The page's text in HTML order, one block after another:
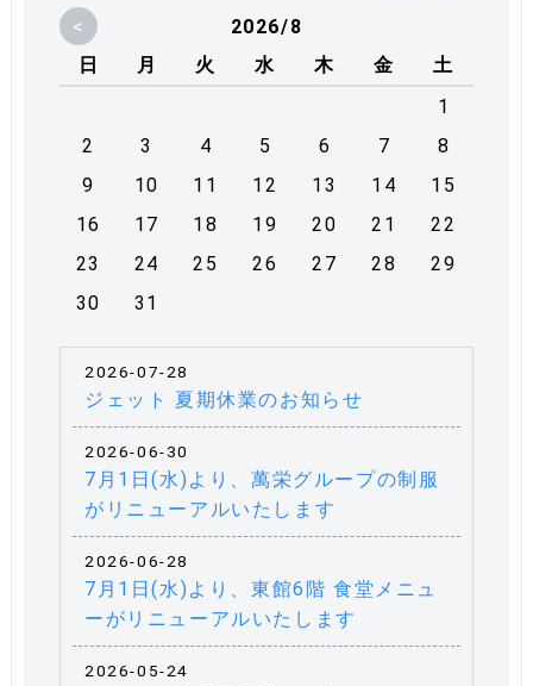
<
2026/8
日
月 火 水 木 金
土
1
2
3 4 5 6 7
8
9
10 11 12 13 14
15
16
17 18 19 20 21
22
23
24 25 26 27 28
29
30
31
2026-07-28
ジェット 夏期休業のお知らせ
2026-06-30
7月1日(水)より、萬栄グループの制服
がリニューアルいたします
2026-06-28
7月1日(水)より、東館6階 食堂メニュ
ーがリニューアルいたします
2026-05-24